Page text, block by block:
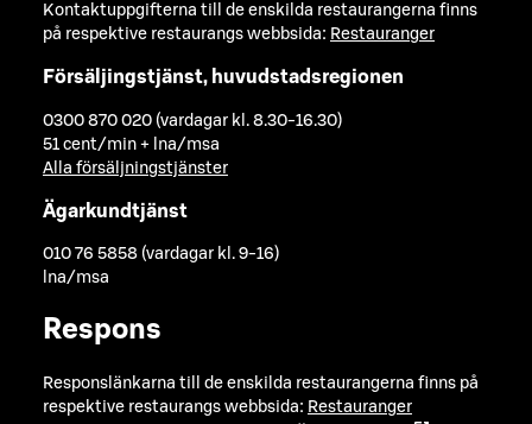
Kontaktuppgifterna till de enskilda restaurangerna finns
på respektive restaurangs webbsida: Restauranger
Försäljingstjänst, huvudstadsregionen
0300 870 020 (vardagar kl. 8.30-16.30)
51 cent/min + lna/msa
Alla försäljningstjänster
Ägarkundtjänst
010 76 5858 (vardagar kl. 9-16)
lna/msa
Respons
Responslänkarna till de enskilda restaurangerna finns på
respektive restaurangs webbsida: Restauranger